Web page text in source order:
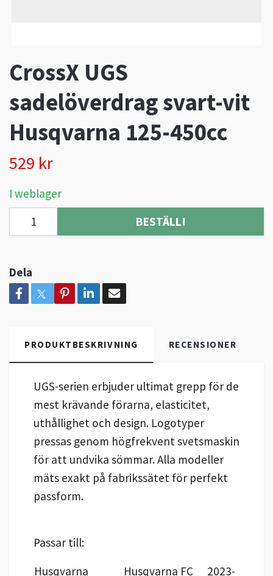
CrossX UGS
sadelöverdrag svart-vit
Husqvarna 125-450cc
529 kr
I weblager
BESTÄLL!
Dela
PRODUKTBESKRIVNING RECENSIONER
UGS-serien erbjuder ultimat grepp för de
mest krävande förarna, elasticitet,
uthållighet och design. Logotyper
pressas genom högfrekvent svetsmaskin
för att undvika sömmar. Alla modeller
mäts exakt på fabrikssätet för perfekt
passform.
Passar till:
Husqvarna
Husqvarna FC
2023-